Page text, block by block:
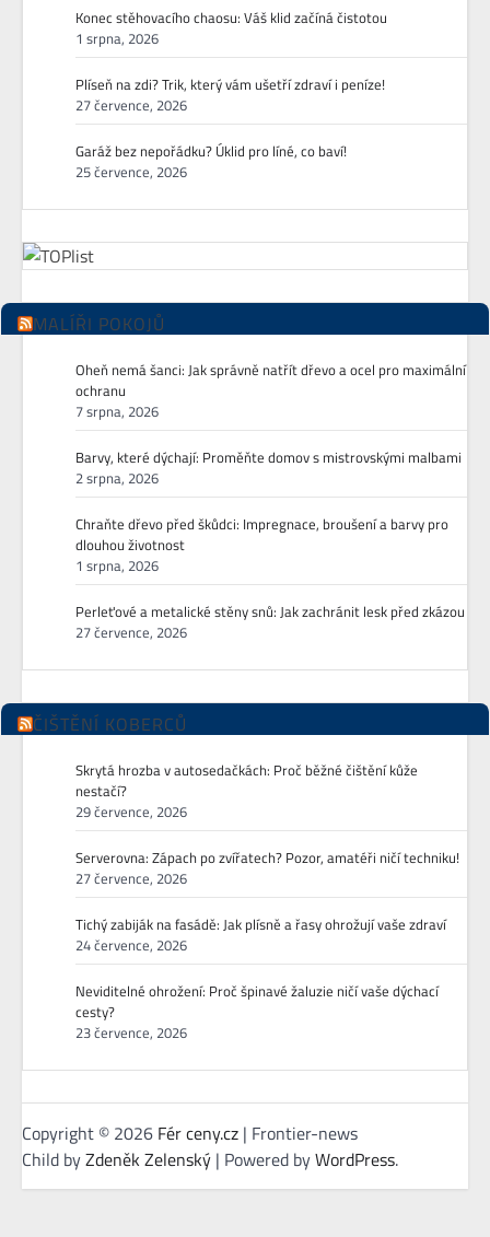
Konec stěhovacího chaosu: Váš klid začíná čistotou
1 srpna, 2026
Plíseň na zdi? Trik, který vám ušetří zdraví i peníze!
27 července, 2026
Garáž bez nepořádku? Úklid pro líné, co baví!
25 července, 2026
MALÍŘI POKOJŮ
Oheň nemá šanci: Jak správně natřít dřevo a ocel pro maximální
ochranu
7 srpna, 2026
Barvy, které dýchají: Proměňte domov s mistrovskými malbami
2 srpna, 2026
Chraňte dřevo před škůdci: Impregnace, broušení a barvy pro
dlouhou životnost
1 srpna, 2026
Perleťové a metalické stěny snů: Jak zachránit lesk před zkázou
27 července, 2026
ČIŠTĚNÍ KOBERCŮ
Skrytá hrozba v autosedačkách: Proč běžné čištění kůže
nestačí?
29 července, 2026
Serverovna: Zápach po zvířatech? Pozor, amatéři ničí techniku!
27 července, 2026
Tichý zabiják na fasádě: Jak plísně a řasy ohrožují vaše zdraví
24 července, 2026
Neviditelné ohrožení: Proč špinavé žaluzie ničí vaše dýchací
cesty?
23 července, 2026
Copyright © 2026 Fér ceny.cz | Frontier-news
Child byZdeněk Zelenský | Powered byWordPress.